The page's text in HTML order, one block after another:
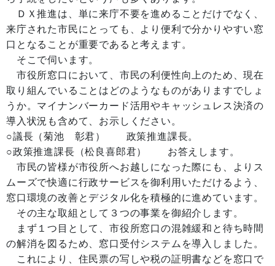
ＤＸ推進は、単に来庁不要を進めることだけでなく、
来庁された市民にとっても、より便利で分かりやすい窓
口となることが重要であると考えます。
そこで伺います。
市役所窓口において、市民の利便性向上のため、現在
取り組んでいることはどのようなものがありますでしょ
うか。マイナンバーカード活用やキャッシュレス決済の
導入状況も含めて、お示しください。
○議長（菊池 彰君） 政策推進課長。
○政策推進課長（松良喜郎君） お答えします。
市民の皆様が市役所へお越しになった際にも、よりス
ムーズで快適に行政サービスを御利用いただけるよう、
窓口環境の改善とデジタル化を積極的に進めています。
その主な取組として３つの事業を御紹介します。
まず１つ目として、市役所窓口の混雑緩和と待ち時間
の解消を図るため、窓口受付システムを導入しました。
これにより、住民票の写しや税の証明書などを窓口で